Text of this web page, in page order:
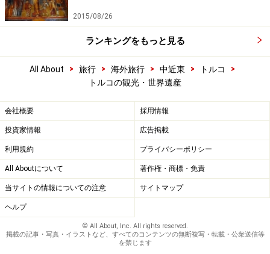
2015/08/26
ランキングをもっと見る
All About > 旅行 > 海外旅行 > 中近東 > トルコ
>
トルコの観光・世界遺産
会社概要 採用情報
投資家情報 広告掲載
利用規約 プライバシーポリシー
All Aboutについて 著作権・商標・免責
当サイトの情報についての注意 サイトマップ
ヘルプ
© All About, Inc. All rights reserved.
掲載の記事・写真・イラストなど、すべてのコンテンツの無断複写・転載・公衆送信等
を禁じます